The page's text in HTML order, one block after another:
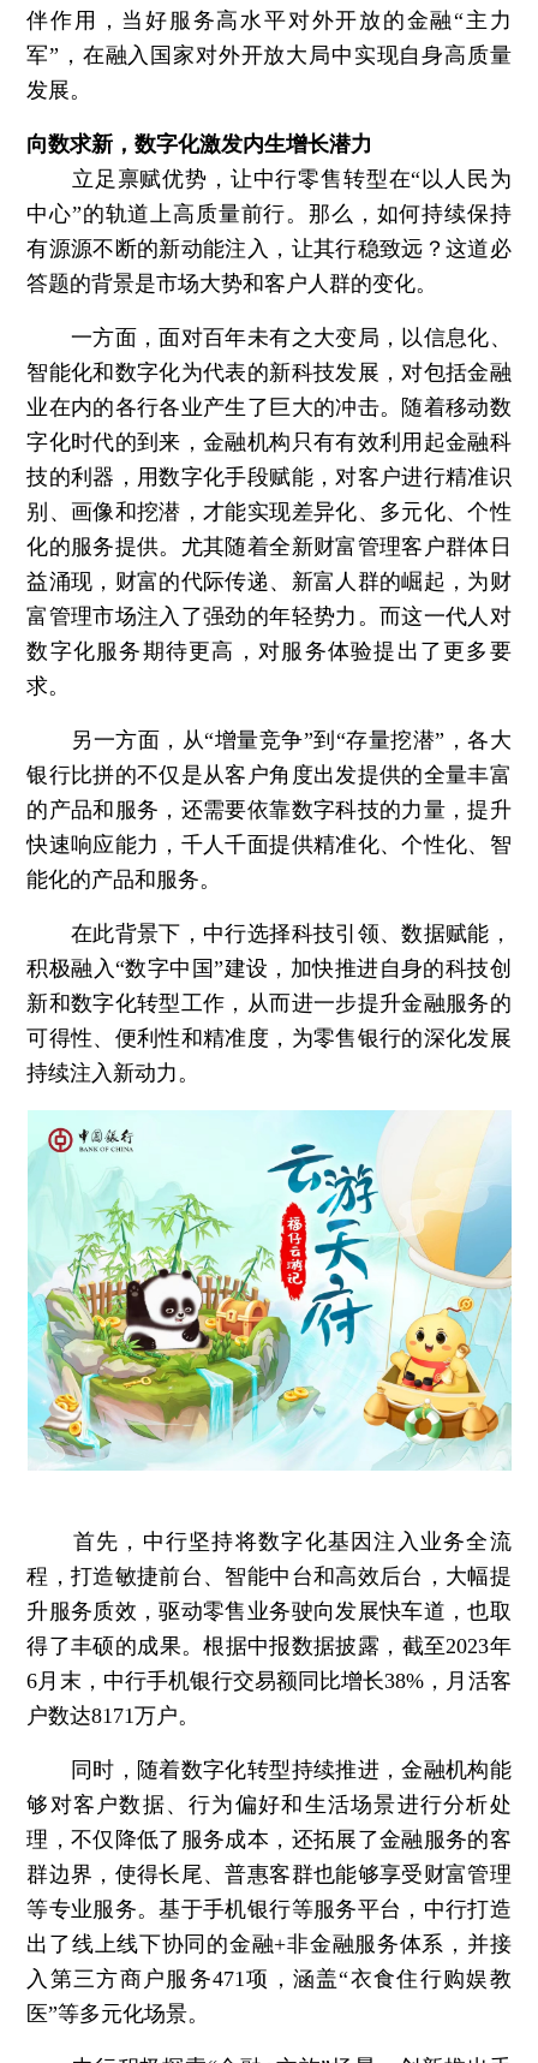
伴作用，当好服务高水平对外开放的金融“主力
军”，在融入国家对外开放大局中实现自身高质量
发展。
向数求新，数字化激发内生增长潜力
立足禀赋优势，让中行零售转型在“以人民为
中心”的轨道上高质量前行。那么，如何持续保持
有源源不断的新动能注入，让其行稳致远？这道必
答题的背景是市场大势和客户人群的变化。
一方面，面对百年未有之大变局，以信息化、
智能化和数字化为代表的新科技发展，对包括金融
业在内的各行各业产生了巨大的冲击。随着移动数
字化时代的到来，金融机构只有有效利用起金融科
技的利器，用数字化手段赋能，对客户进行精准识
别、画像和挖潜，才能实现差异化、多元化、个性
化的服务提供。尤其随着全新财富管理客户群体日
益涌现，财富的代际传递、新富人群的崛起，为财
富管理市场注入了强劲的年轻势力。而这一代人对
数字化服务期待更高，对服务体验提出了更多要
求。
另一方面，从“增量竞争”到“存量挖潜”，各大
银行比拼的不仅是从客户角度出发提供的全量丰富
的产品和服务，还需要依靠数字科技的力量，提升
快速响应能力，千人千面提供精准化、个性化、智
能化的产品和服务。
在此背景下，中行选择科技引领、数据赋能，
积极融入“数字中国”建设，加快推进自身的科技创
新和数字化转型工作，从而进一步提升金融服务的
可得性、便利性和精准度，为零售银行的深化发展
持续注入新动力。
首先，中行坚持将数字化基因注入业务全流
程，打造敏捷前台、智能中台和高效后台，大幅提
升服务质效，驱动零售业务驶向发展快车道，也取
得了丰硕的成果。根据中报数据披露，截至2023年
6月末，中行手机银行交易额同比增长38%，月活客
户数达8171万户。
同时，随着数字化转型持续推进，金融机构能
够对客户数据、行为偏好和生活场景进行分析处
理，不仅降低了服务成本，还拓展了金融服务的客
群边界，使得长尾、普惠客群也能够享受财富管理
等专业服务。基于手机银行等服务平台，中行打造
出了线上线下协同的金融+非金融服务体系，并接
入第三方商户服务471项，涵盖“衣食住行购娱教
医”等多元化场景。